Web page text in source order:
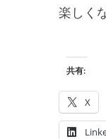
楽しく
共有:
X